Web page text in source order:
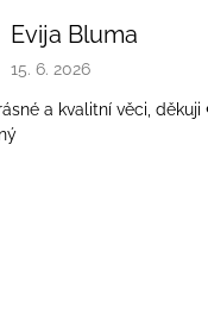
Evija Bluma
Hodnocení obchodu je 5
15. 6. 2026
a kvalitní věci,